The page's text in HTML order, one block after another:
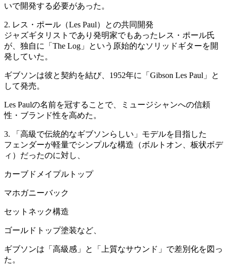
いで開発する必要があった。
2. レス・ポール（Les Paul）との共同開発
ジャズギタリストであり発明家でもあったレス・ポール氏
が、独自に「The Log」という原始的なソリッドギターを開
発していた。
ギブソンは彼と契約を結び、1952年に「Gibson Les Paul」と
して発売。
Les Paulの名前を冠することで、ミュージシャンへの信頼
性・ブランド性を高めた。
3. 「高級で伝統的なギブソンらしい」モデルを目指した
フェンダーが軽量でシンプルな構造（ボルトオン、板状ボデ
ィ）だったのに対し、
カーブドメイプルトップ
マホガニーバック
セットネック構造
ゴールドトップ塗装など、
ギブソンは「高級感」と「上質なサウンド」で差別化を図っ
た。